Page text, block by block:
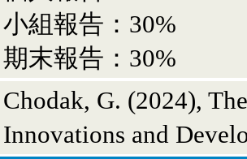
小組報告：30%
期末報告：30%
Chodak, G. (2024),
Innovations and